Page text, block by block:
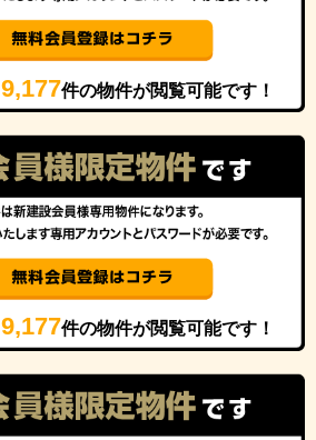
9,177件の物件が閲覧可能です！
9,177件の物件が閲覧可能です！